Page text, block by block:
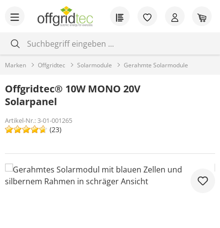
Zum Hauptinhalt springen Du hast 0
Marken Offgridtec Solarmodule Gerahmte Solarmodule
Offgridtec® 10W MONO 20V
Solarpanel
Artikel-Nr.:3-01-001265
(23)
Bildergalerie überspringen